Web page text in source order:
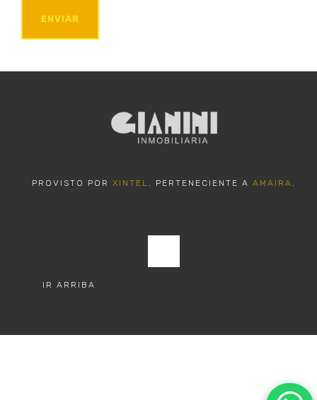
ENVIAR
PROVISTO POR XINTEL . PERTENECIENTE A AMAIRA .
IR ARRIBA